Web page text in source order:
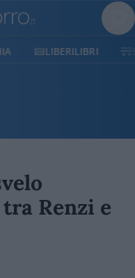
SHOP
Renzi e